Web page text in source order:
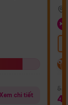
Xem chi tiết